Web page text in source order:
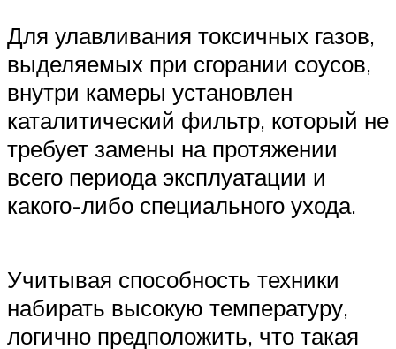
Для улавливания токсичных газов,
выделяемых при сгорании соусов,
внутри камеры установлен
каталитический фильтр, который не
требует замены на протяжении
всего периода эксплуатации и
какого-либо специального ухода.
Учитывая способность техники
набирать высокую температуру,
логично предположить, что такая